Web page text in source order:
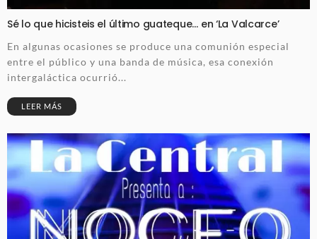
Sé lo que hicisteis el último guateque… en ‘La Valcarce’
En algunas ocasiones se produce una comunión especial
entre el público y una banda de música, esa conexión
intergaláctica ocurrió...
LEER MÁS